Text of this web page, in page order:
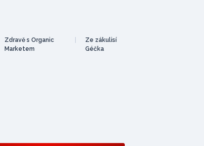
Zdravě s Organic
Marketem
Ze zákulisí
Géčka